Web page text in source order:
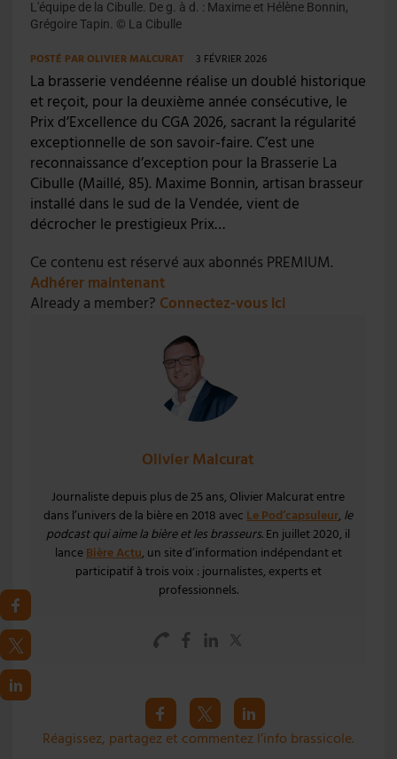
L'équipe de la Cibulle. De g. à d. : Maxime et Hélène Bonnin,
Grégoire Tapin. © La Cibulle
POSTÉ PAROLIVIER MALCURAT 3 FÉVRIER 2026
La brasserie vendéenne réalise un doublé historique
et reçoit, pour la deuxième année consécutive, le
Prix d’Excellence du CGA 2026, sacrant la régularité
exceptionnelle de son savoir-faire. C’est une
reconnaissance d’exception pour la Brasserie La
Cibulle (Maillé, 85). Maxime Bonnin, artisan brasseur
installé dans le sud de la Vendée, vient de
décrocher le prestigieux Prix…
Ce contenu est réservé aux abonnés PREMIUM.
Adhérer maintenant
Already a member? Connectez-vous ici
Olivier Malcurat
Journaliste depuis plus de 25 ans, Olivier Malcurat entre
dans l’univers de la bière en 2018 avecLe Pod’capsuleur, le
podcast qui aime la bière et les brasseurs. En juillet 2020, il
lanceBière Actu, un site d’information indépendant et
participatif à trois voix : journalistes, experts et
professionnels.
Réagissez, partagez et commentez l’info brassicole.